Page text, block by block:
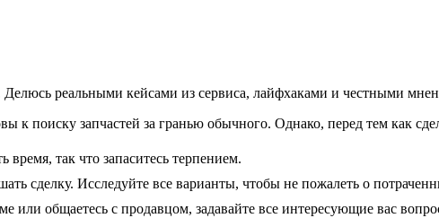
реальными кейсами из сервиса, лайфхаками и честными
запчастей за гранью обычного. Однако, перед тем как
время, так что запаситесь терпением.
сделку. Исследуйте все варианты, чтобы не пожалеть о
или общаетесь с продавцом, задавайте все интересующие вас